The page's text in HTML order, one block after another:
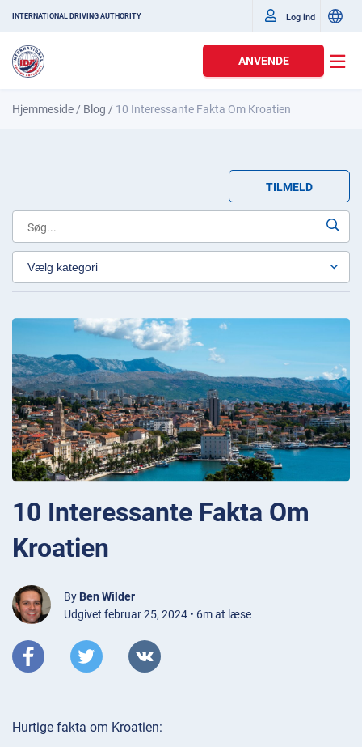
INTERNATIONAL DRIVING AUTHORITY Log ind
ANVENDE
Hjemmeside / Blog / 10 Interessante Fakta Om Kroatien
TILMELD
10 Interessante Fakta Om
Kroatien
By Ben Wilder
Udgivet februar 25, 2024 • 6m at læse
Hurtige fakta om Kroatien: